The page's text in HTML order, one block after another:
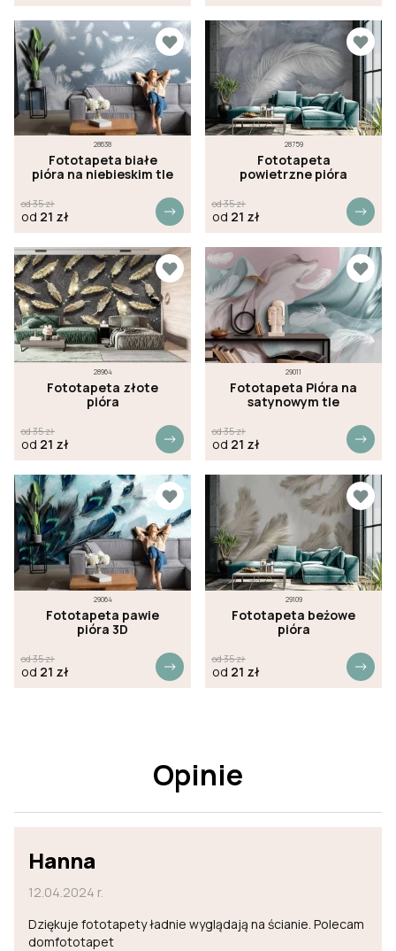
28638
Fototapeta białe
pióra na niebieskim tle
od35zł
od 21 zł
28759
Fototapeta
powietrzne pióra
od35zł
od 21 zł
28964
Fototapeta złote
pióra
od35zł
od 21 zł
29011
Fototapeta Pióra na
satynowym tle
od35zł
od 21 zł
29064
Fototapeta pawie
pióra 3D
od35zł
od 21 zł
29109
Fototapeta beżowe
pióra
od35zł
od 21 zł
Opinie
Hanna
12.04.2024 r.
Dziękuje fototapety ładnie wyglądają na ścianie. Polecam
domfototapet